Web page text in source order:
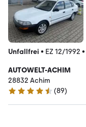
Unfallfrei • EZ 12/1992 •
AUTOWELT-ACHIM
28832 Achim
4.3 Sterne
(89)